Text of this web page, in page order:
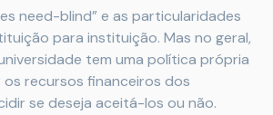
need-blind” e as particularidades
para instituição. Mas no geral,
tem uma política própria
recursos financeiros dos
se deseja aceitá-los ou não.